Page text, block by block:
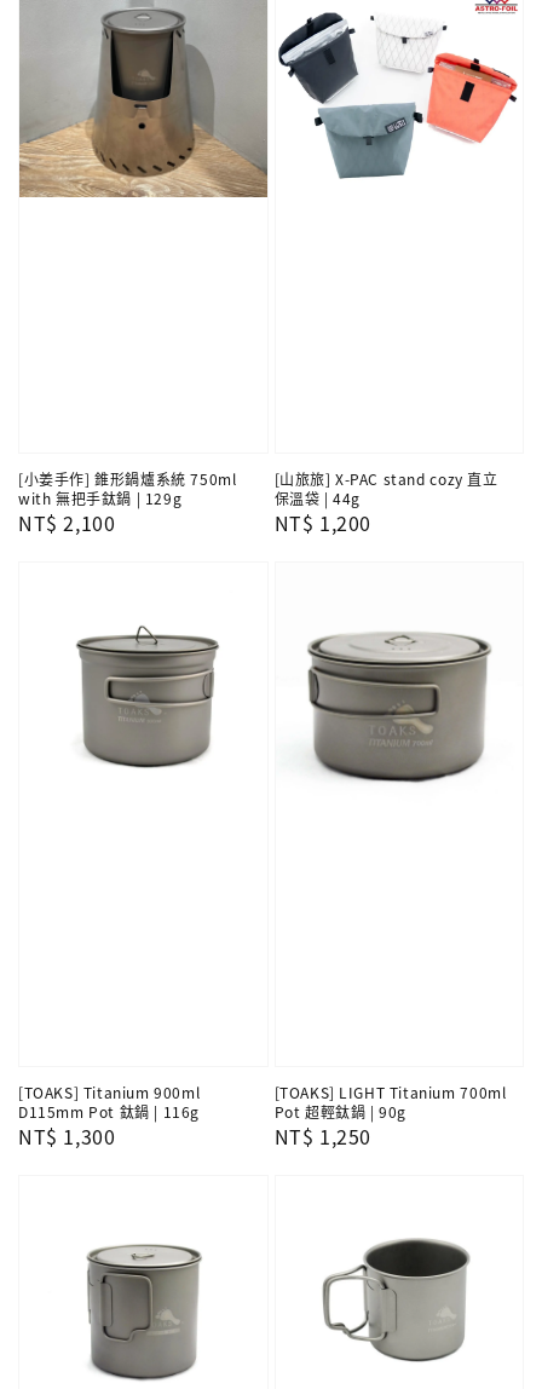
[小姜手作] 錐形鍋爐系統 750ml
with 無把手鈦鍋 | 129g
Regular
NT$ 2,100
[山旅旅] X-PAC stand cozy 直立
保溫袋 | 44g
Regular
NT$ 1,200
[TOAKS] Titanium 900ml
D115mm Pot 鈦鍋 | 116g
Regular
NT$ 1,300
[TOAKS] LIGHT Titanium 700ml
Pot 超輕鈦鍋 | 90g
Regular
NT$ 1,250